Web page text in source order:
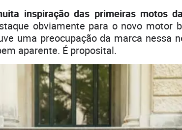
inspiração das primeiras motos
obviamente para o novo motor
uma preocupação da marca nessa
aparente. É proposital.